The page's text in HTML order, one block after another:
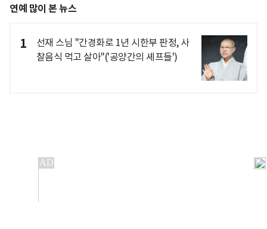
연예 많이 본 뉴스
1
선재 스님 "간경화로 1년 시한부 판정, 사
찰음식 먹고 살아"('공양간의 셰프들')